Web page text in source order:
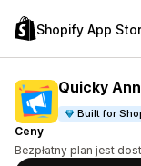
Shopify App
Quicky
Built for
Ceny
Bezpłatny plan jest